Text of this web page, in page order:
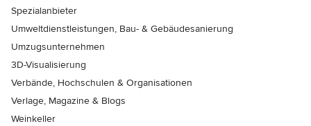
Spezialanbieter
Umweltdienstleistungen, Bau- & Gebäudesanierung
Umzugsunternehmen
3D-Visualisierung
Verbände, Hochschulen & Organisationen
Verlage, Magazine & Blogs
Weinkeller